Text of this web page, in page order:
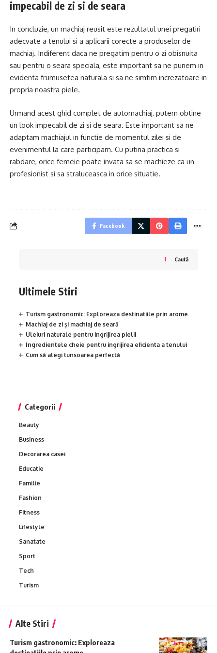
impecabil de zi si de seara
In concluzie, un machiaj reusit este rezultatul unei pregatiri
adecvate a tenului si a aplicarii corecte a produselor de
machiaj. Indiferent daca ne pregatim pentru o zi obisnuita
sau pentru o seara speciala, este important sa ne punem in
evidenta frumusetea naturala si sa ne simtim increzatoare in
propria noastra piele.
Urmand acest ghid complet de automachiaj, putem obtine
un look impecabil de zi si de seara. Este important sa ne
adaptam machiajul in functie de momentul zilei si de
evenimentul la care participam. Cu putina practica si
rabdare, orice femeie poate invata sa se machieze ca un
profesionist si sa straluceasca in orice situatie.
Facebook
Caută
Ultimele Stiri
Turism gastronomic: Exploreaza destinatiile prin arome
Machiaj de zi și machiaj de seară
Uleiuri naturale pentru ingrijirea pielii
Ingredientele cheie pentru ingrijirea eficienta a tenului
Cum să alegi tunsoarea perfectă
Categorii
Beauty
Business
Decorarea casei
Educatie
Familie
Fashion
Fitness
Lifestyle
Sanatate
Sport
Tech
Turism
Alte Stiri
Turism gastronomic: Exploreaza